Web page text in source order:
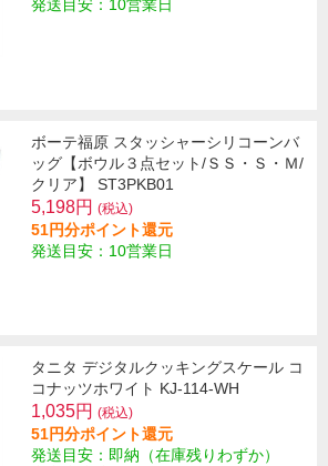
発送目安：10営業日
ボーテ福原 スタッシャーシリコーンバ
ッグ【ボウル３点セット/ＳＳ・Ｓ・Ｍ/
クリア】 ST3PKB01
5,198円 (税込)
51円分ポイント還元
発送目安：10営業日
タニタ デジタルクッキングスケール コ
コナッツホワイト KJ-114-WH
1,035円 (税込)
51円分ポイント還元
発送目安：即納（在庫残りわずか）